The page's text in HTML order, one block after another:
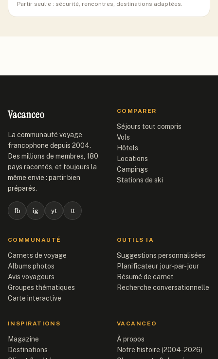
Partir seul·e : sécurité, rencontres, destinations adaptées.
Vacanceo
La communauté voyage
francophone depuis 2004.
Des millions de membres, 180
pays racontés, et toujours la
même envie : partir bien
préparés.
fb ig yt tt
COMPARER
Séjours tout compris
Vols
Hôtels
Locations
Campings
Stations de ski
COMMUNAUTÉ
Carnets de voyage
Albums photos
Avis voyageurs
Groupes thématiques
Carte interactive
OUTILS IA
Suggestions personnalisées
Planificateur jour-par-jour
Résumé de carnet
Recherche conversationnelle
INSPIRATIONS
Magazine
Destinations
VACANCEO
À propos
Notre histoire (2004-2026)